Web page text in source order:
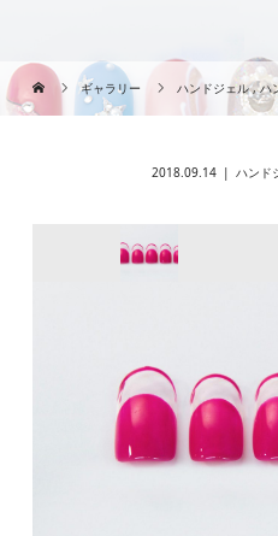
ギャラリー ハンドジェル ,ハ
2018.09.14 ハンド